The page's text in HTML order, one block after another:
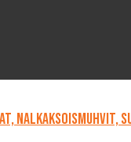
NALKaksoismuhvit,